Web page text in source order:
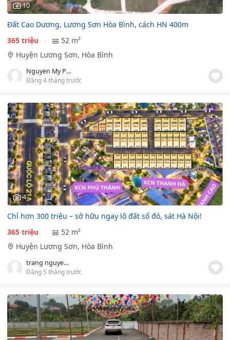
10
Đất Cao Dương, Lương Sơn Hòa Bình, cách HN 400m
365 triệu
52 m²
Huyện Lương Sơn, Hòa Bình
Nguyen My Phuong Linh
Đăng 4 tháng trước
4
Chỉ hơn 300 triệu – sở hữu ngay lô đất sổ đỏ, sát Hà Nội!
365 triệu
52 m²
Huyện Lương Sơn, Hòa Bình
trang nguyen minh
Đăng 5 tháng trước